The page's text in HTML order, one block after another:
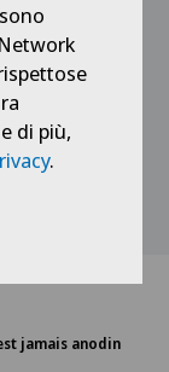
jamais anodin
di più,
.